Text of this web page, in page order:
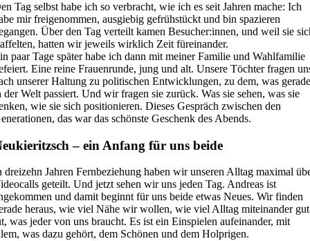
Tag selbst habe ich so verbracht, wie ich es seit Jahren mache: Ich
mir freigenommen, ausgiebig gefrühstückt und bin spazieren
Über den Tag verteilt kamen Besucher:innen, und weil sie
hatten wir jeweils wirklich Zeit füreinander.
paar Tage später habe ich dann mit meiner Familie und Wahlfamilie
Eine reine Frauenrunde, jung und alt. Unsere Töchter fragen
unserer Haltung zu politischen Entwicklungen, zu dem, was
der Welt passiert. Und wir fragen sie zurück. Was sie sehen, was sie
wie sie sich positionieren. Dieses Gespräch zwischen den
das war das schönste Geschenk des Abends.
– ein Anfang für uns beide
dreizehn Jahren Fernbeziehung haben wir unseren Alltag maximal
geteilt. Und jetzt sehen wir uns jeden Tag. Andreas ist
und damit beginnt für uns beide etwas Neues. Wir finden
heraus, wie viel Nähe wir wollen, wie viel Alltag miteinander gut
was jeder von uns braucht. Es ist ein Einspielen aufeinander, mit
was dazu gehört, dem Schönen und dem Holprigen.